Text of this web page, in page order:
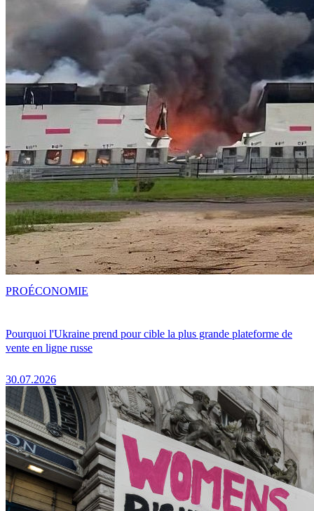
Pourquoi l'Ukraine prend pour cible la plus grande plateforme de
vente en ligne russe
30.07.2026
PROÉCONOMIE